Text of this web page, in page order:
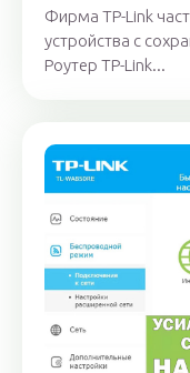
Фирма TP-Link
устройства с
Роутер TP-Link...